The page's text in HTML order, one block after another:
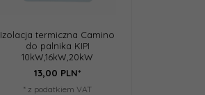
Izolacja termiczna Camino
do palnika KIPI
10kW,16kW,20kW
13,00 PLN*
* z podatkiem VAT